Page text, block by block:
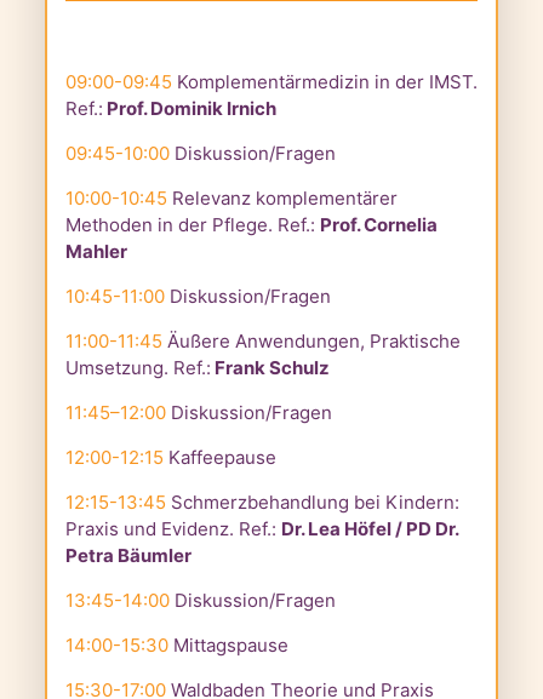
09:00-09:45 Komplementärmedizin in der IMST.
Ref.: Prof. Dominik Irnich
09:45-10:00 Diskussion/Fragen
10:00-10:45 Relevanz komplementärer
Methoden in der Pflege. Ref.: Prof. Cornelia
Mahler
10:45-11:00 Diskussion/Fragen
11:00-11:45 Äußere Anwendungen, Praktische
Umsetzung. Ref.: Frank Schulz
11:45–12:00 Diskussion/Fragen
12:00-12:15 Kaffeepause
12:15-13:45 Schmerzbehandlung bei Kindern:
Praxis und Evidenz. Ref.: Dr. Lea Höfel / PD Dr.
Petra Bäumler
13:45-14:00 Diskussion/Fragen
14:00-15:30 Mittagspause
15:30-17:00 Waldbaden Theorie und Praxis